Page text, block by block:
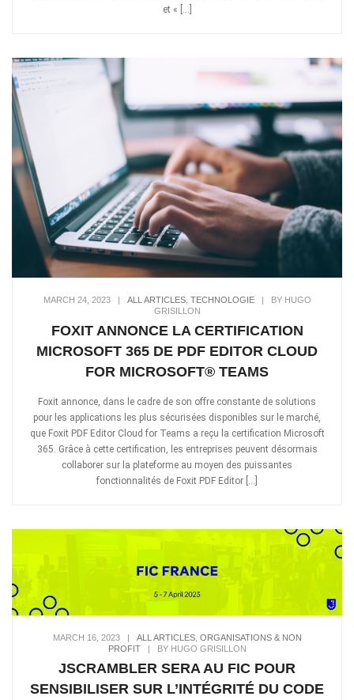
et « […]
MARCH 24, 2023| ALL ARTICLES, TECHNOLOGIE|
BY HUGO
GRISILLON
FOXIT ANNONCE LA CERTIFICATION
MICROSOFT 365 DE PDF EDITOR CLOUD
FOR MICROSOFT® TEAMS
Foxit annonce, dans le cadre de son offre constante de solutions
pour les applications les plus sécurisées disponibles sur le marché,
que Foxit PDF Editor Cloud for Teams a reçu la certification Microsoft
365. Grâce à cette certification, les entreprises peuvent désormais
collaborer sur la plateforme au moyen des puissantes
fonctionnalités de Foxit PDF Editor […]
MARCH 16, 2023| ALL ARTICLES, ORGANISATIONS & NON
PROFIT| BY HUGO GRISILLON
JSCRAMBLER SERA AU FIC POUR
SENSIBILISER SUR L’INTÉGRITÉ DU CODE